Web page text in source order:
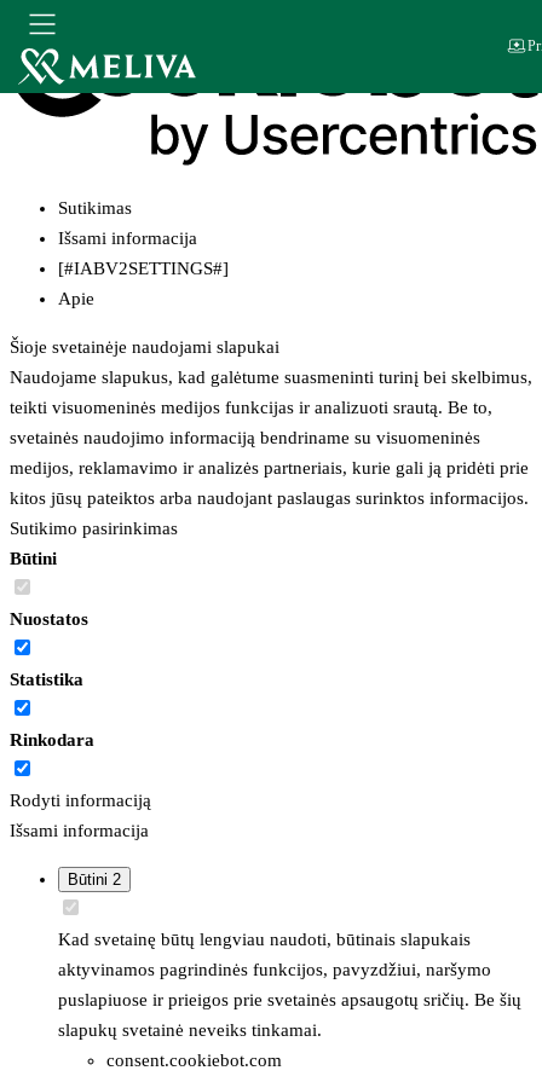
Sutikimas
Išsami informacija
[#IABV2SETTINGS#]
Apie
Šioje svetainėje naudojami slapukai
Naudojame slapukus, kad galėtume suasmeninti turinį bei skelbimus,
teikti visuomeninės medijos funkcijas ir analizuoti srautą. Be to,
svetainės naudojimo informaciją bendriname su visuomeninės
medijos, reklamavimo ir analizės partneriais, kurie gali ją pridėti prie
kitos jūsų pateiktos arba naudojant paslaugas surinktos informacijos.
Sutikimo pasirinkimas
Būtini
Nuostatos
Statistika
Rinkodara
Rodyti informaciją
Išsami informacija
Būtini 2
Kad svetainę būtų lengviau naudoti, būtinais slapukais
aktyvinamos pagrindinės funkcijos, pavyzdžiui, naršymo
puslapiuose ir prieigos prie svetainės apsaugotų sričių. Be šių
slapukų svetainė neveiks tinkamai.
consent.cookiebot.com